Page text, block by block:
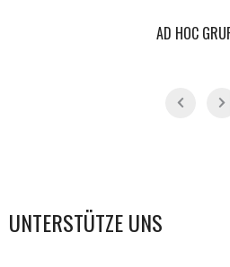
AD HOC
UNTERSTÜTZE UNS